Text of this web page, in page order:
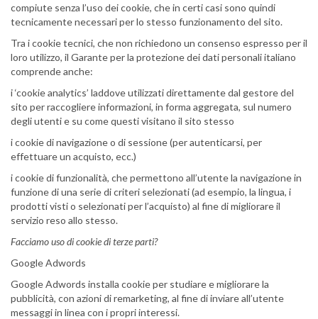
compiute senza l’uso dei cookie, che in certi casi sono quindi
tecnicamente necessari per lo stesso funzionamento del sito.
Tra i cookie tecnici, che non richiedono un consenso espresso per il
loro utilizzo, il Garante per la protezione dei dati personali italiano
comprende anche:
i ‘cookie analytics’ laddove utilizzati direttamente dal gestore del
sito per raccogliere informazioni, in forma aggregata, sul numero
degli utenti e su come questi visitano il sito stesso
i cookie di navigazione o di sessione (per autenticarsi, per
effettuare un acquisto, ecc.)
i cookie di funzionalità, che permettono all’utente la navigazione in
funzione di una serie di criteri selezionati (ad esempio, la lingua, i
prodotti visti o selezionati per l’acquisto) al fine di migliorare il
servizio reso allo stesso.
Facciamo uso di cookie di terze parti?
Google Adwords
Google Adwords installa cookie per studiare e migliorare la
pubblicità, con azioni di remarketing, al fine di inviare all’utente
messaggi in linea con i propri interessi.